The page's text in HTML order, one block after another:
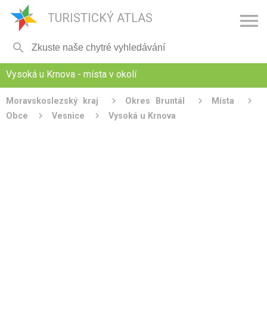
TURISTICKÝ ATLAS 

Vysoká u Krnova - místa v okolí
Moravskoslezský kraj Okres Bruntál
Místa
Obce
Vesnice Vysoká u Krnova